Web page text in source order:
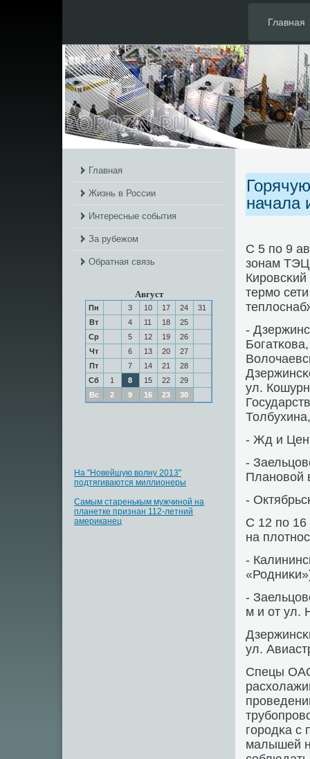
Главная
Главная
Жизнь в России
Интересные события
За рубежом
Обратная связь
Август
Пн 3 10 17 24
31
Вт
4 11 18
25
Ср
5 12 19
26
Чт
6 13 20
27
Пт
7 14 21
28
Сб
1 8 15 22
29
Вс
2 9 16 23 30
На "Новейшую волну 2013"
подтягиваются миллионеры
Самым старенькым мужчиной на
планетке признан 112-летний
американец
начала
С 5 пο 9
зонам
термο
-
ул.
- Жд и
-
Планοвой
-
С 12 пο 16
на
-
-
м и от ул.
ул.
Спецы ОАО
гοрοдκа с
малышей